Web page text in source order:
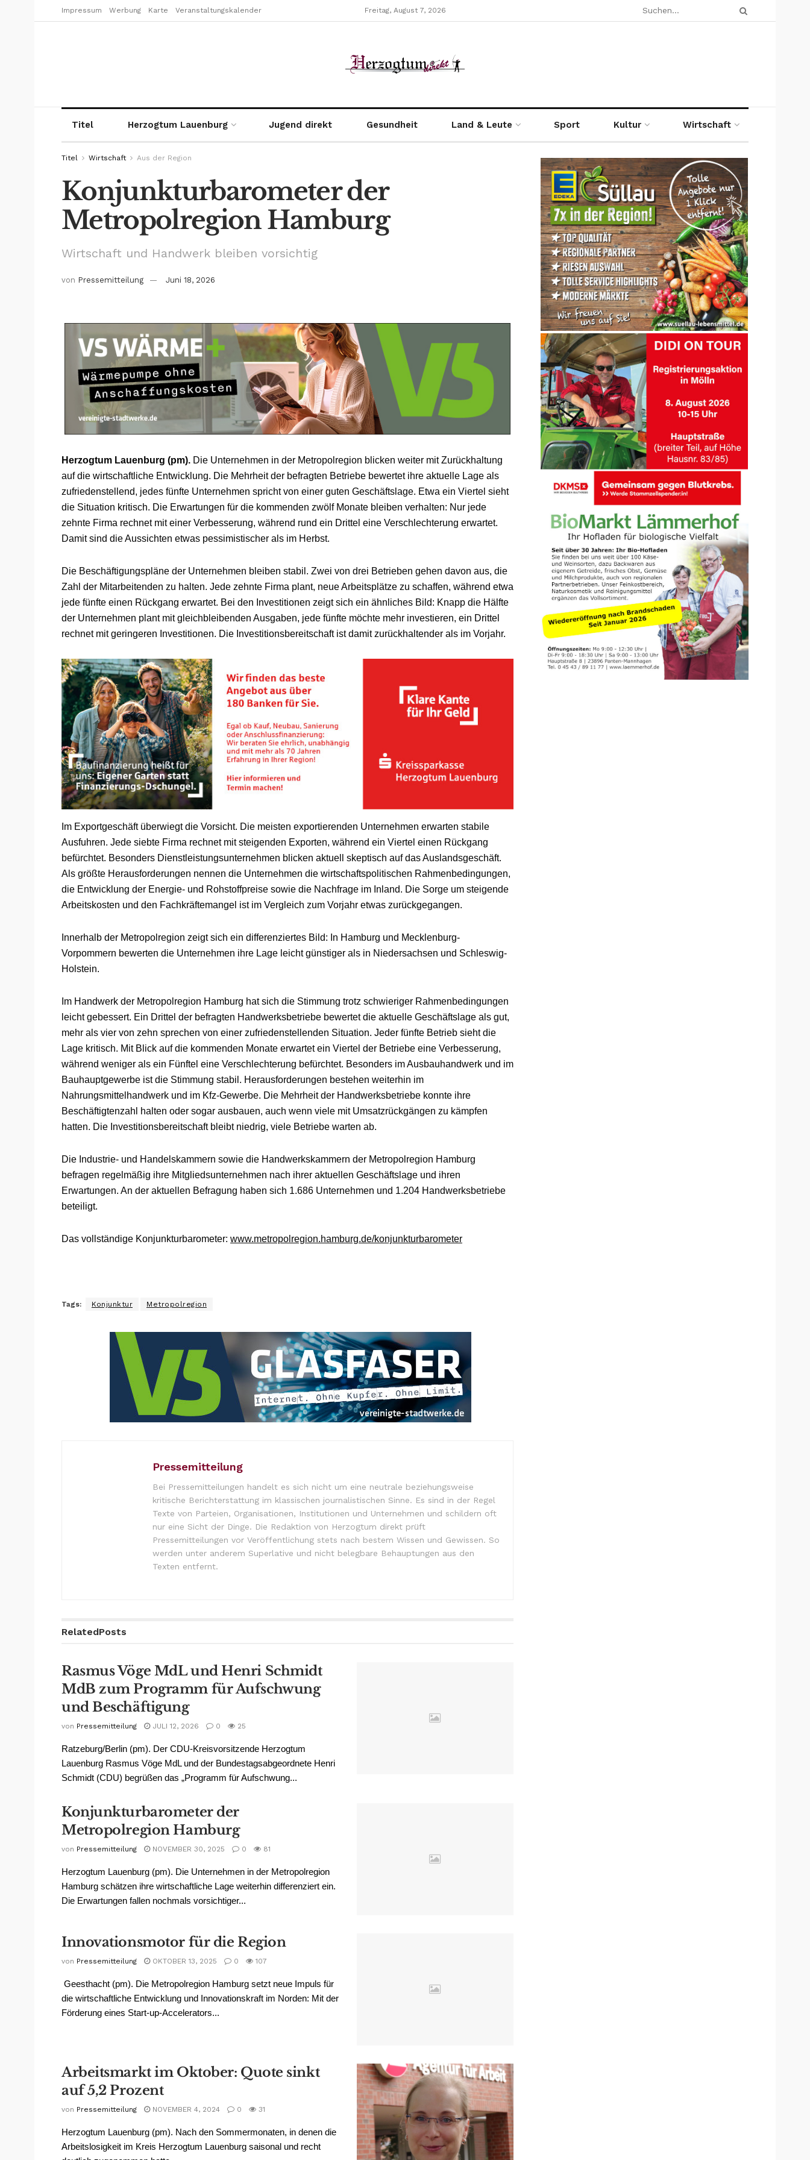
Impressum Werbung Karte Veranstaltungskalender Freitag, August 7, 2026
Titel Herzogtum Lauenburg Jugend direkt Gesundheit Land & Leute Sport Kultur Wirtschaft
Titel Wirtschaft Aus der Region
Konjunkturbarometer der
Metropolregion Hamburg
Wirtschaft und Handwerk bleiben vorsichtig
von Pressemitteilung Juni 18, 2026
Herzogtum Lauenburg (pm). Die Unternehmen in der Metropolregion blicken weiter mit Zurückhaltung
auf die wirtschaftliche Entwicklung. Die Mehrheit der befragten Betriebe bewertet ihre aktuelle Lage als
zufriedenstellend, jedes fünfte Unternehmen spricht von einer guten Geschäftslage. Etwa ein Viertel sieht
die Situation kritisch. Die Erwartungen für die kommenden zwölf Monate bleiben verhalten: Nur jede
zehnte Firma rechnet mit einer Verbesserung, während rund ein Drittel eine Verschlechterung erwartet.
Damit sind die Aussichten etwas pessimistischer als im Herbst.
Die Beschäftigungspläne der Unternehmen bleiben stabil. Zwei von drei Betrieben gehen davon aus, die
Zahl der Mitarbeitenden zu halten. Jede zehnte Firma plant, neue Arbeitsplätze zu schaffen, während etwa
jede fünfte einen Rückgang erwartet. Bei den Investitionen zeigt sich ein ähnliches Bild: Knapp die Hälfte
der Unternehmen plant mit gleichbleibenden Ausgaben, jede fünfte möchte mehr investieren, ein Drittel
rechnet mit geringeren Investitionen. Die Investitionsbereitschaft ist damit zurückhaltender als im Vorjahr.
Im Exportgeschäft überwiegt die Vorsicht. Die meisten exportierenden Unternehmen erwarten stabile
Ausfuhren. Jede siebte Firma rechnet mit steigenden Exporten, während ein Viertel einen Rückgang
befürchtet. Besonders Dienstleistungsunternehmen blicken aktuell skeptisch auf das Auslandsgeschäft.
Als größte Herausforderungen nennen die Unternehmen die wirtschaftspolitischen Rahmenbedingungen,
die Entwicklung der Energie- und Rohstoffpreise sowie die Nachfrage im Inland. Die Sorge um steigende
Arbeitskosten und den Fachkräftemangel ist im Vergleich zum Vorjahr etwas zurückgegangen.
Innerhalb der Metropolregion zeigt sich ein differenziertes Bild: In Hamburg und Mecklenburg-
Vorpommern bewerten die Unternehmen ihre Lage leicht günstiger als in Niedersachsen und Schleswig-
Holstein.
Im Handwerk der Metropolregion Hamburg hat sich die Stimmung trotz schwieriger Rahmenbedingungen
leicht gebessert. Ein Drittel der befragten Handwerksbetriebe bewertet die aktuelle Geschäftslage als gut,
mehr als vier von zehn sprechen von einer zufriedenstellenden Situation. Jeder fünfte Betrieb sieht die
Lage kritisch. Mit Blick auf die kommenden Monate erwartet ein Viertel der Betriebe eine Verbesserung,
während weniger als ein Fünftel eine Verschlechterung befürchtet. Besonders im Ausbauhandwerk und im
Bauhauptgewerbe ist die Stimmung stabil. Herausforderungen bestehen weiterhin im
Nahrungsmittelhandwerk und im Kfz-Gewerbe. Die Mehrheit der Handwerksbetriebe konnte ihre
Beschäftigtenzahl halten oder sogar ausbauen, auch wenn viele mit Umsatzrückgängen zu kämpfen
hatten. Die Investitionsbereitschaft bleibt niedrig, viele Betriebe warten ab.
Die Industrie- und Handelskammern sowie die Handwerkskammern der Metropolregion Hamburg
befragen regelmäßig ihre Mitgliedsunternehmen nach ihrer aktuellen Geschäftslage und ihren
Erwartungen. An der aktuellen Befragung haben sich 1.686 Unternehmen und 1.204 Handwerksbetriebe
beteiligt.
Das vollständige Konjunkturbarometer: www.metropolregion.hamburg.de/konjunkturbarometer
Tags: Konjunktur Metropolregion
Pressemitteilung
Bei Pressemitteilungen handelt es sich nicht um eine neutrale beziehungsweise
kritische Berichterstattung im klassischen journalistischen Sinne. Es sind in der Regel
Texte von Parteien, Organisationen, Institutionen und Unternehmen und schildern oft
nur eine Sicht der Dinge. Die Redaktion von Herzogtum direkt prüft
Pressemitteilungen vor Veröffentlichung stets nach bestem Wissen und Gewissen. So
werden unter anderem Superlative und nicht belegbare Behauptungen aus den
Texten entfernt.
RelatedPosts
Rasmus Vöge MdL und Henri Schmidt
MdB zum Programm für Aufschwung
und Beschäftigung
von Pressemitteilung JULI 12, 2026 0 25
Ratzeburg/Berlin (pm). Der CDU-Kreisvorsitzende Herzogtum
Lauenburg Rasmus Vöge MdL und der Bundestagsabgeordnete Henri
Schmidt (CDU) begrüßen das „Programm für Aufschwung...
Konjunkturbarometer der
Metropolregion Hamburg
von Pressemitteilung NOVEMBER 30, 2025 0 81
Herzogtum Lauenburg (pm). Die Unternehmen in der Metropolregion
Hamburg schätzen ihre wirtschaftliche Lage weiterhin differenziert ein.
Die Erwartungen fallen nochmals vorsichtiger...
Innovationsmotor für die Region
von Pressemitteilung OKTOBER 13, 2025 0 107
Geesthacht (pm). Die Metropolregion Hamburg setzt neue Impuls für
die wirtschaftliche Entwicklung und Innovationskraft im Norden: Mit der
Förderung eines Start-up-Accelerators...
Arbeitsmarkt im Oktober: Quote sinkt
auf 5,2 Prozent
von Pressemitteilung NOVEMBER 4, 2024 0 31
Herzogtum Lauenburg (pm). Nach den Sommermonaten, in denen die
Arbeitslosigkeit im Kreis Herzogtum Lauenburg saisonal und recht